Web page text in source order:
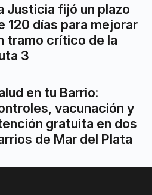
Justicia fijó un plazo
120 días para mejorar
tramo crítico de la
3
en tu Barrio:
vacunación y
gratuita en dos
de Mar del Plata